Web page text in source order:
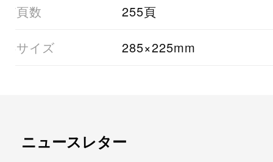
07頁数 255頁
08サイズ 285×225mm
ニュースレター